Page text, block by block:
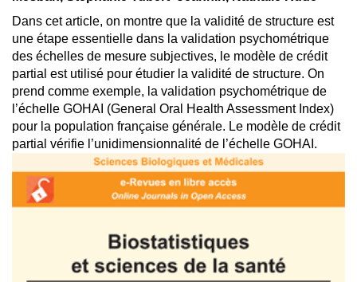
Dans cet article, on montre que la validité de structure est
une étape essentielle dans la validation psychométrique
des échelles de mesure subjectives, le modèle de crédit
partial est utilisé pour étudier la validité de structure. On
prend comme exemple, la validation psychométrique de
l’échelle GOHAI (General Oral Health Assessment Index)
pour la population française générale. Le modèle de crédit
partial vérifie l’unidimensionnalité de l’échelle GOHAI.